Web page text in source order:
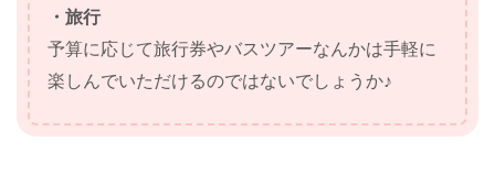
・旅行
予算に応じて旅行券やバスツアーなんかは手軽に
楽しんでいただけるのではないでしょうか♪